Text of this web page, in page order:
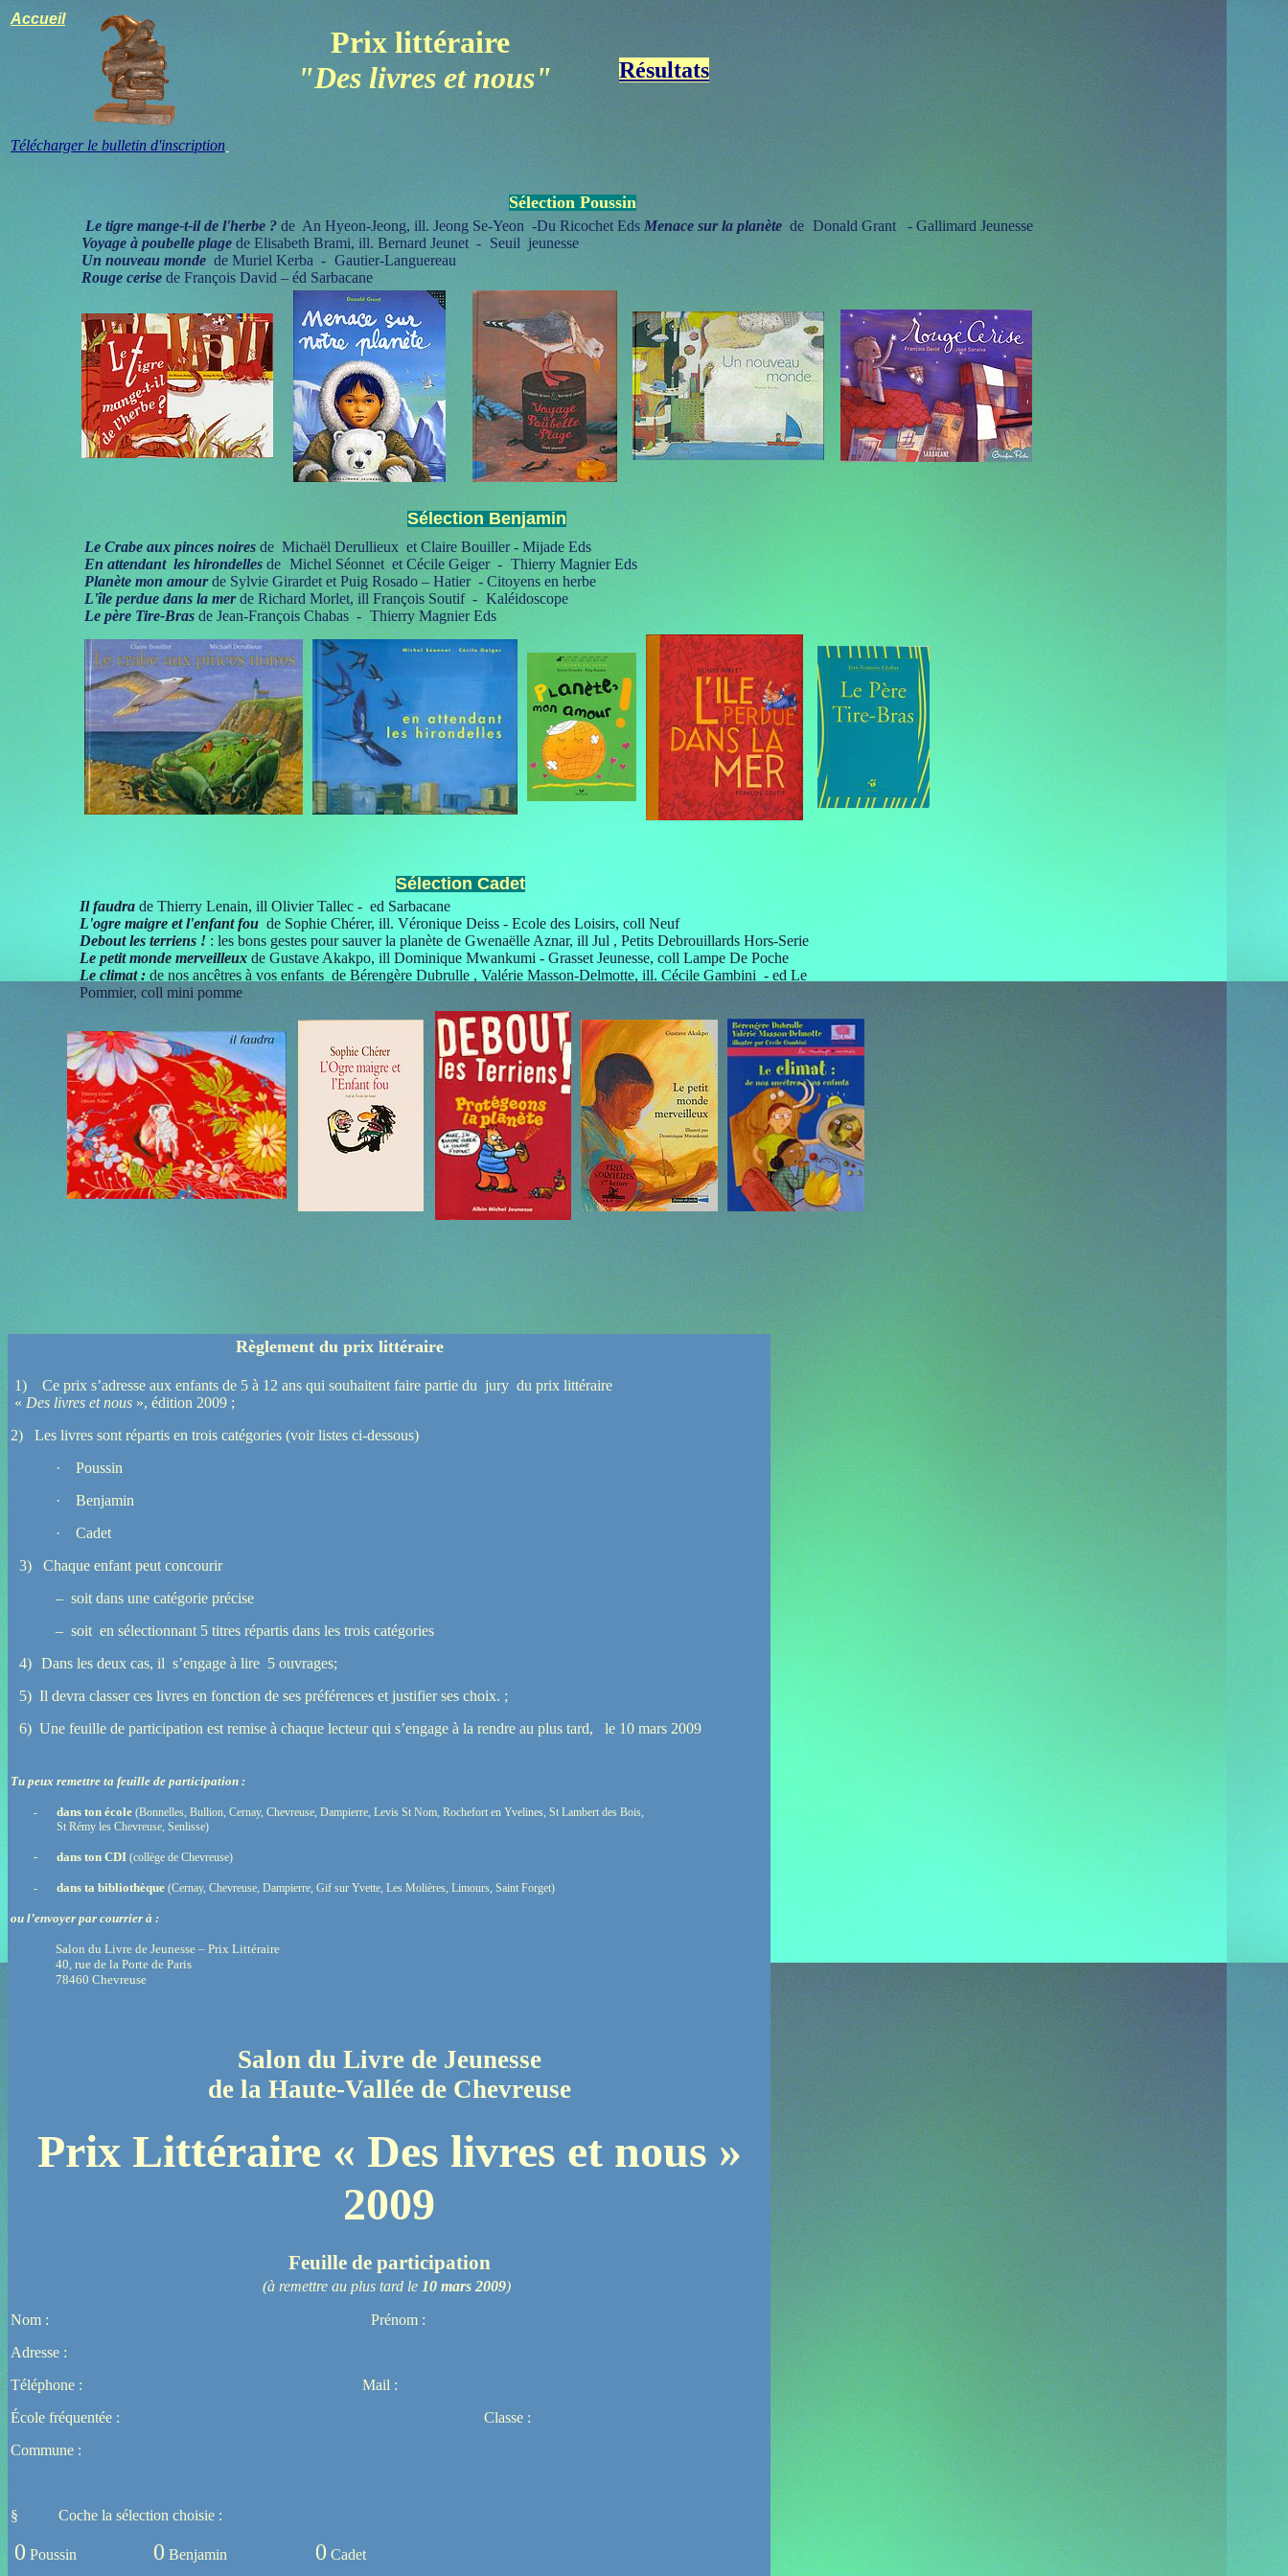
Accueil
Prix littéraire
"Des livres et nous"
Résultats
Télécharger le bulletin d'inscription
Sélection Poussin
Le tigre mange-t-il de l'herbe ? de An Hyeon-Jeong, ill. Jeong Se-Yeon -Du Ricochet Eds Menace sur la planète de Donald Grant - Gallimard Jeunesse
Voyage à poubelle plage de Elisabeth Brami, ill. Bernard Jeunet - Seuil jeunesse
Un nouveau monde de Muriel Kerba - Gautier-Languereau
Rouge cerise de François David – éd Sarbacane
Sélection Benjamin
Le Crabe aux pinces noires de Michaël Derullieux et Claire Bouiller - Mijade Eds
En attendant les hirondelles de Michel Séonnet et Cécile Geiger - Thierry Magnier Eds
Planète mon amourde Sylvie Girardet et Puig Rosado – Hatier - Citoyens en herbe
L'île perdue dans la mer de Richard Morlet, ill François Soutif - Kaléidoscope
Le père Tire-Bras de Jean-François Chabas - Thierry Magnier Eds
Sélection Cadet
Il faudra de Thierry Lenain, ill Olivier Tallec - ed Sarbacane
L'ogre maigre et l'enfant fou de Sophie Chérer, ill. Véronique Deiss - Ecole des Loisirs, coll Neuf
Debout les terriens ! : les bons gestes pour sauver la planète de Gwenaëlle Aznar, ill Jul , Petits Debrouillards Hors-Serie
Le petit monde merveilleux de Gustave Akakpo, ill Dominique Mwankumi - Grasset Jeunesse, coll Lampe De Poche
Le climat : de nos ancêtres à vos enfants de Bérengère Dubrulle , Valérie Masson-Delmotte, ill. Cécile Gambini - ed Le
Pommier, coll mini pomme
Règlement du prix littéraire
1)
Ce prix s’adresse aux enfants de 5 à 12 ans qui souhaitent faire partie du jury du prix littéraire
« Des livres et nous », édition 2009 ;
2)
Les livres sont répartis en trois catégories (voir listes ci-dessous)
·
Poussin
·
Benjamin
·
Cadet
3)
Chaque enfant peut concourir
– soit dans une catégorie précise
– soit en sélectionnant 5 titres répartis dans les trois catégories
4) Dans les deux cas, il s’engage à lire 5 ouvrages;
5) Il devra classer ces livres en fonction de ses préférences et justifier ses choix. ;
6) Une feuille de participation est remise à chaque lecteur qui s’engage à la rendre au plus tard, le 10 mars 2009
Tu peux remettre ta feuille de participation :
- dans ton école (Bonnelles, Bullion, Cernay, Chevreuse, Dampierre, Levis St Nom, Rochefort en Yvelines, St Lambert des Bois,
St Rémy les Chevreuse, Senlisse)
- dans ton CDI (collège de Chevreuse)
- dans ta bibliothèque (Cernay, Chevreuse, Dampierre, Gif sur Yvette, Les Molières, Limours, Saint Forget)
ou l’envoyer par courrier à :
Salon du Livre de Jeunesse – Prix Littéraire
40, rue de la Porte de Paris
78460 Chevreuse
Salon du Livre de Jeunesse
de la Haute-Vallée de Chevreuse
Prix Littéraire « Des livres et nous »
2009
Feuille de participation
(à remettre au plus tard le 10 mars 2009)
Nom : Prénom :
Adresse :
Téléphone : Mail :
École fréquentée : Classe :
Commune :
§ Coche la sélection choisie :
0 Poussin 0 Benjamin 0 Cadet